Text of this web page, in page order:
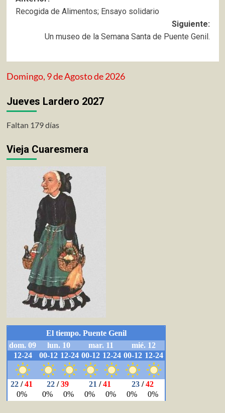
de
entradas
Recogida de Alimentos; Ensayo solidario
Siguiente:
Un museo de la Semana Santa de Puente Genil.
Domingo, 9 de Agosto de 2026
Jueves Lardero 2027
Faltan 179 días
Vieja Cuaresmera